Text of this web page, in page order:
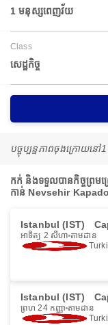
1 មនុស្សពេញវ័យ
Class
សេដ្ឋកិច្ច
បច្ចុប្បន្នភាពចុងក្រោយនៅ
កក់ និងទទួលបានកិច្ចព្រម
កាន់ Nevsehir
Istanbul (IST)
អាទិត្យ 2 សីហា តាមដាន
Istanbul (IST)
ព្រហ 24 កញ្ញា តាមដាន